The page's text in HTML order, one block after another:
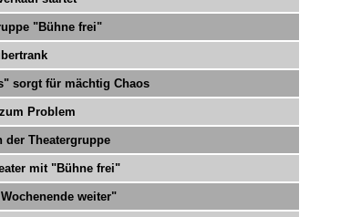
"Bühne frei"
sorgt für mächtig Chaos
Problem
Theatergruppe
mit "Bühne frei"
weiter"